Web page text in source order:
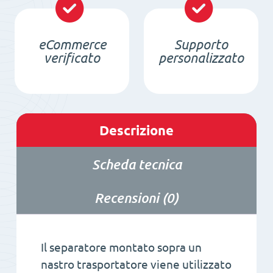
eCommerce
verificato
Supporto
personalizzato
Descrizione
Scheda tecnica
Recensioni (0)
Il separatore montato sopra un
nastro trasportatore viene utilizzato